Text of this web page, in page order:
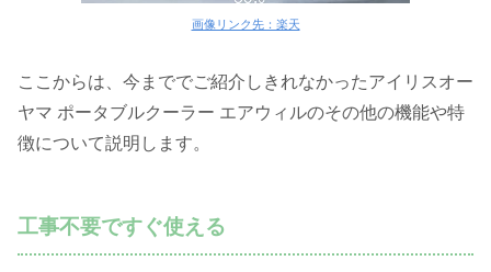
画像リンク先：楽天
ここからは、今まででご紹介しきれなかったアイリスオー
ヤマ ポータブルクーラー エアウィルのその他の機能や特
徴について説明します。
工事不要ですぐ使える